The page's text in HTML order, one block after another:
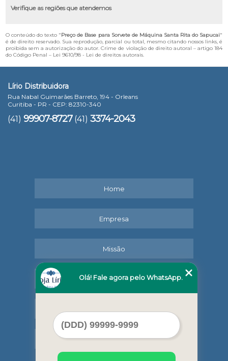
Verifique as regiões que atendemos
O conteúdo do texto "Preço de Base para Sorvete de Máquina Santa Rita do Sapucai"
é de direito reservado. Sua reprodução, parcial ou total, mesmo citando nossos links, é
proibida sem a autorização do autor. Crime de violação de direito autoral – artigo 184
do Código Penal – Lei 9610/98 - Lei de direitos autorais.
Lírio Distribuidora
Rua Nabal Guimarães Barreto, 194 - Orleans
Curitiba - PR - CEP: 82310-340
(41) 99907-8727 (41) 3374-2043
Home
Empresa
Missão
Serviços
Mapa do site
Olá! Fale agora pelo WhatsApp.